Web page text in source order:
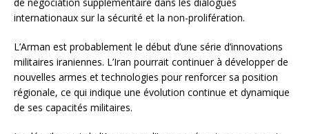
internationaux sur la sécurité et la non-prolifération.
L’Arman est probablement le début d’une série d’innovations
militaires iraniennes. L’Iran pourrait continuer à développer de
nouvelles armes et technologies pour renforcer sa position
régionale, ce qui indique une évolution continue et dynamique
de ses capacités militaires.